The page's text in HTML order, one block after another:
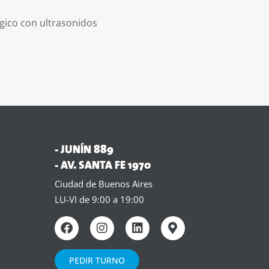
con ultrasonidos
- JUNÍN 889
- AV. SANTA FE 1970
Ciudad de Buenos Aires
LU-VI de 9:00 a 19:00
PEDIR TURNO